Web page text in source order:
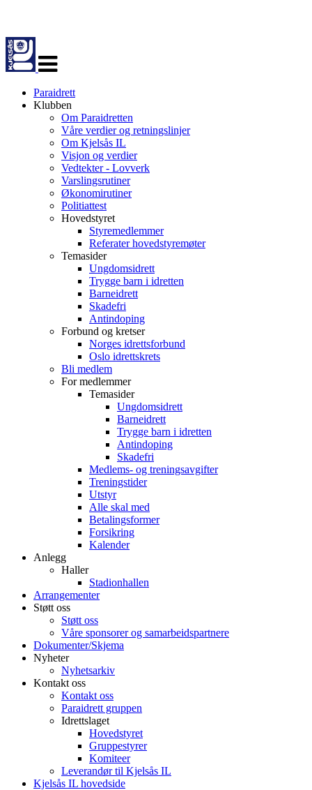
navigasjon
Paraidrett
Klubben
Om Paraidretten
Våre verdier og retningslinjer
Om Kjelsås IL
Visjon og verdier
Vedtekter - Lovverk
Varslingsrutiner
Økonomirutiner
Politiattest
Hovedstyret
Styremedlemmer
Referater hovedstyremøter
Temasider
Ungdomsidrett
Trygge barn i idretten
Barneidrett
Skadefri
Antindoping
Forbund og kretser
Norges idrettsforbund
Oslo idrettskrets
Bli medlem
For medlemmer
Temasider
Ungdomsidrett
Barneidrett
Trygge barn i idretten
Antindoping
Skadefri
Medlems- og treningsavgifter
Treningstider
Utstyr
Alle skal med
Betalingsformer
Forsikring
Kalender
Anlegg
Haller
Stadionhallen
Arrangementer
Støtt oss
Støtt oss
Våre sponsorer og samarbeidspartnere
Dokumenter/Skjema
Nyheter
Nyhetsarkiv
Kontakt oss
Kontakt oss
Paraidrett gruppen
Idrettslaget
Hovedstyret
Gruppestyrer
Komiteer
Leverandør til Kjelsås IL
Kjelsås IL hovedside